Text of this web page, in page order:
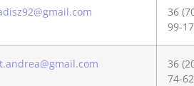
36
99-17
36
74-62